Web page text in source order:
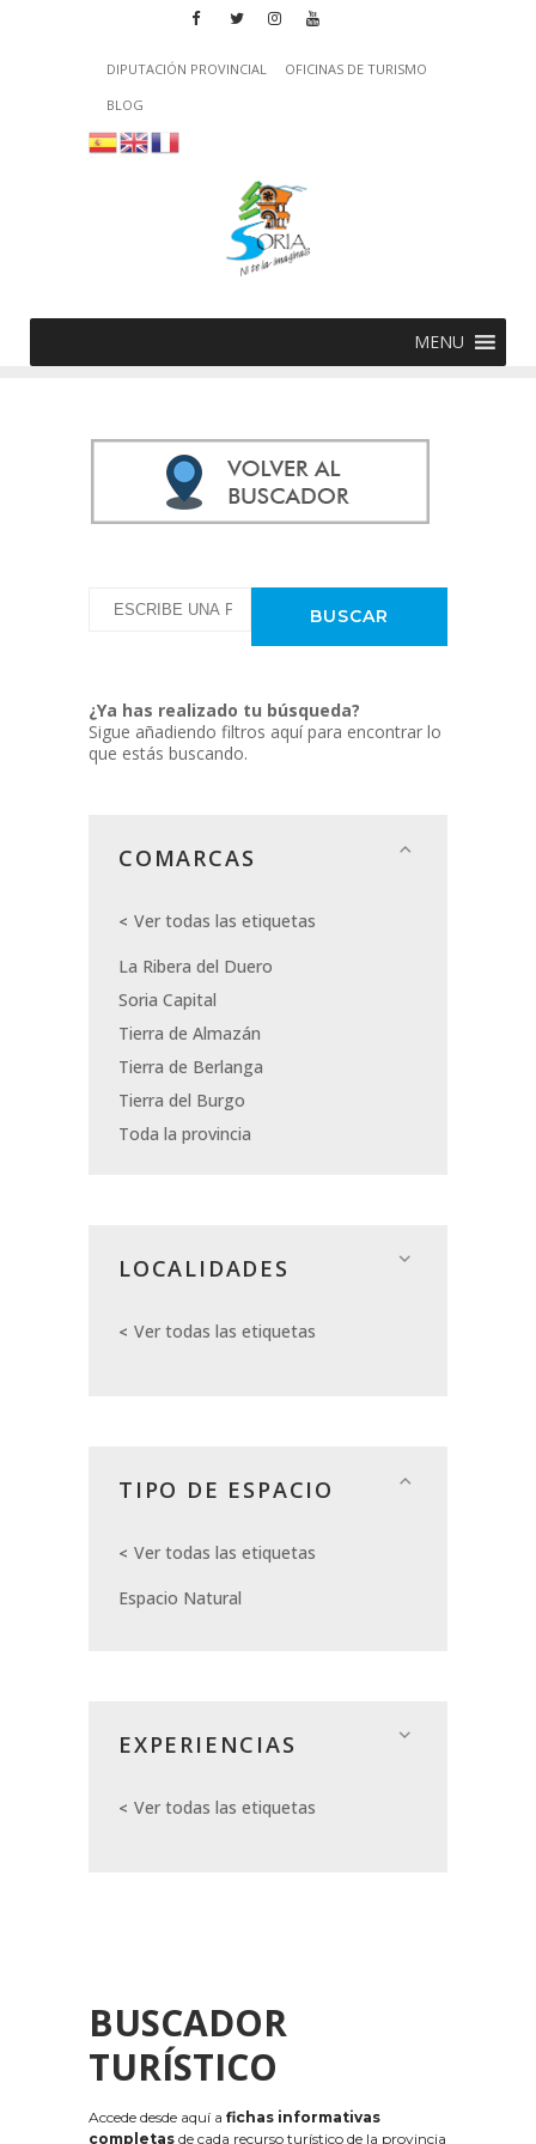
DIPUTACIÓN PROVINCIAL
OFICINAS DE TURISMO
BLOG
MENU
¿Ya has realizado tu búsqueda?
Sigue añadiendo filtros aquí para encontrar lo
que estás buscando.
COMARCAS
Ver todas las etiquetas
La Ribera del Duero
Soria Capital
Tierra de Almazán
Tierra de Berlanga
Tierra del Burgo
Toda la provincia
LOCALIDADES
Ver todas las etiquetas
TIPO DE ESPACIO
Ver todas las etiquetas
Espacio Natural
EXPERIENCIAS
Ver todas las etiquetas
BUSCADOR
TURÍSTICO
Accede desde aquí a fichas informativas
completas de cada recurso turístico de la provincia